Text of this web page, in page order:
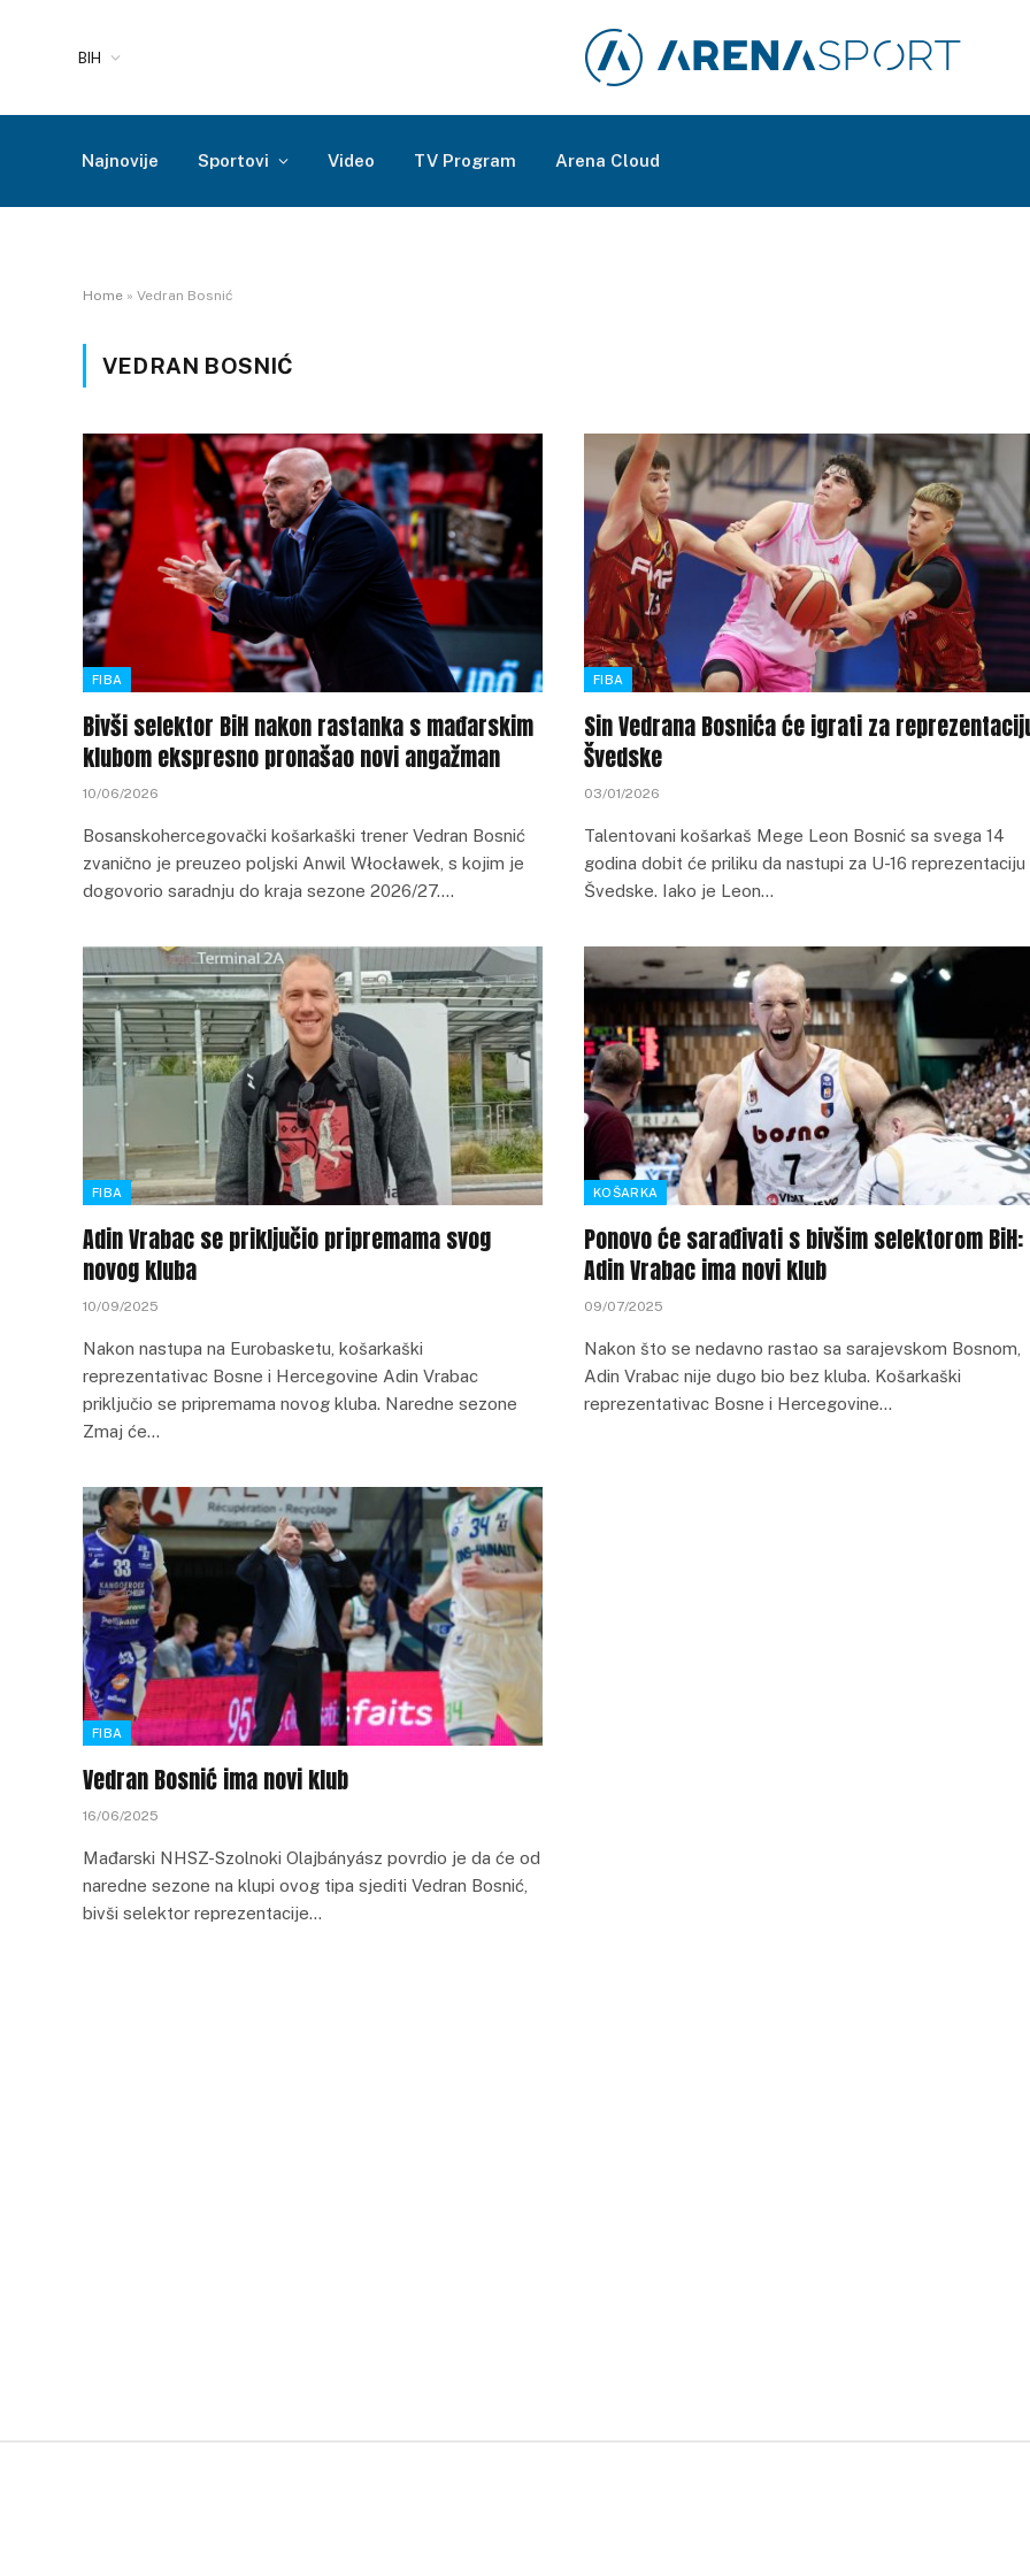
BIH
Najnovije Sportovi Video TV Program Arena Cloud
Home » Vedran Bosnić
VEDRAN BOSNIĆ
FIBA
Bivši selektor BiH nakon rastanka s mađarskim
klubom ekspresno pronašao novi angažman
10/06/2026
Bosanskohercegovački košarkaški trener Vedran Bosnić
zvanično je preuzeo poljski Anwil Włocławek, s kojim je
dogovorio saradnju do kraja sezone 2026/27.…
FIBA
Sin Vedrana Bosnića će igrati za
Švedske
03/01/2026
Talentovani košarkaš Mege Leon Bosnić sa svega 14
godina dobit će priliku da nastupi za U-16 reprezentaciju
Švedske. Iako je Leon…
FIBA
Adin Vrabac se priključio pripremama svog
novog kluba
10/09/2025
Nakon nastupa na Eurobasketu, košarkaški
reprezentativac Bosne i Hercegovine Adin Vrabac
priključio se pripremama novog kluba. Naredne sezone
Zmaj će…
KOŠARKA
Ponovo će sarađivati s bivšim selektorom BiH:
Adin Vrabac ima novi klub
09/07/2025
Nakon što se nedavno rastao sa sarajevskom Bosnom,
Adin Vrabac nije dugo bio bez kluba. Košarkaški
reprezentativac Bosne i Hercegovine…
FIBA
Vedran Bosnić ima novi klub
16/06/2025
Mađarski NHSZ-Szolnoki Olajbányász povrdio je da će od
naredne sezone na klupi ovog tipa sjediti Vedran Bosnić,
bivši selektor reprezentacije…